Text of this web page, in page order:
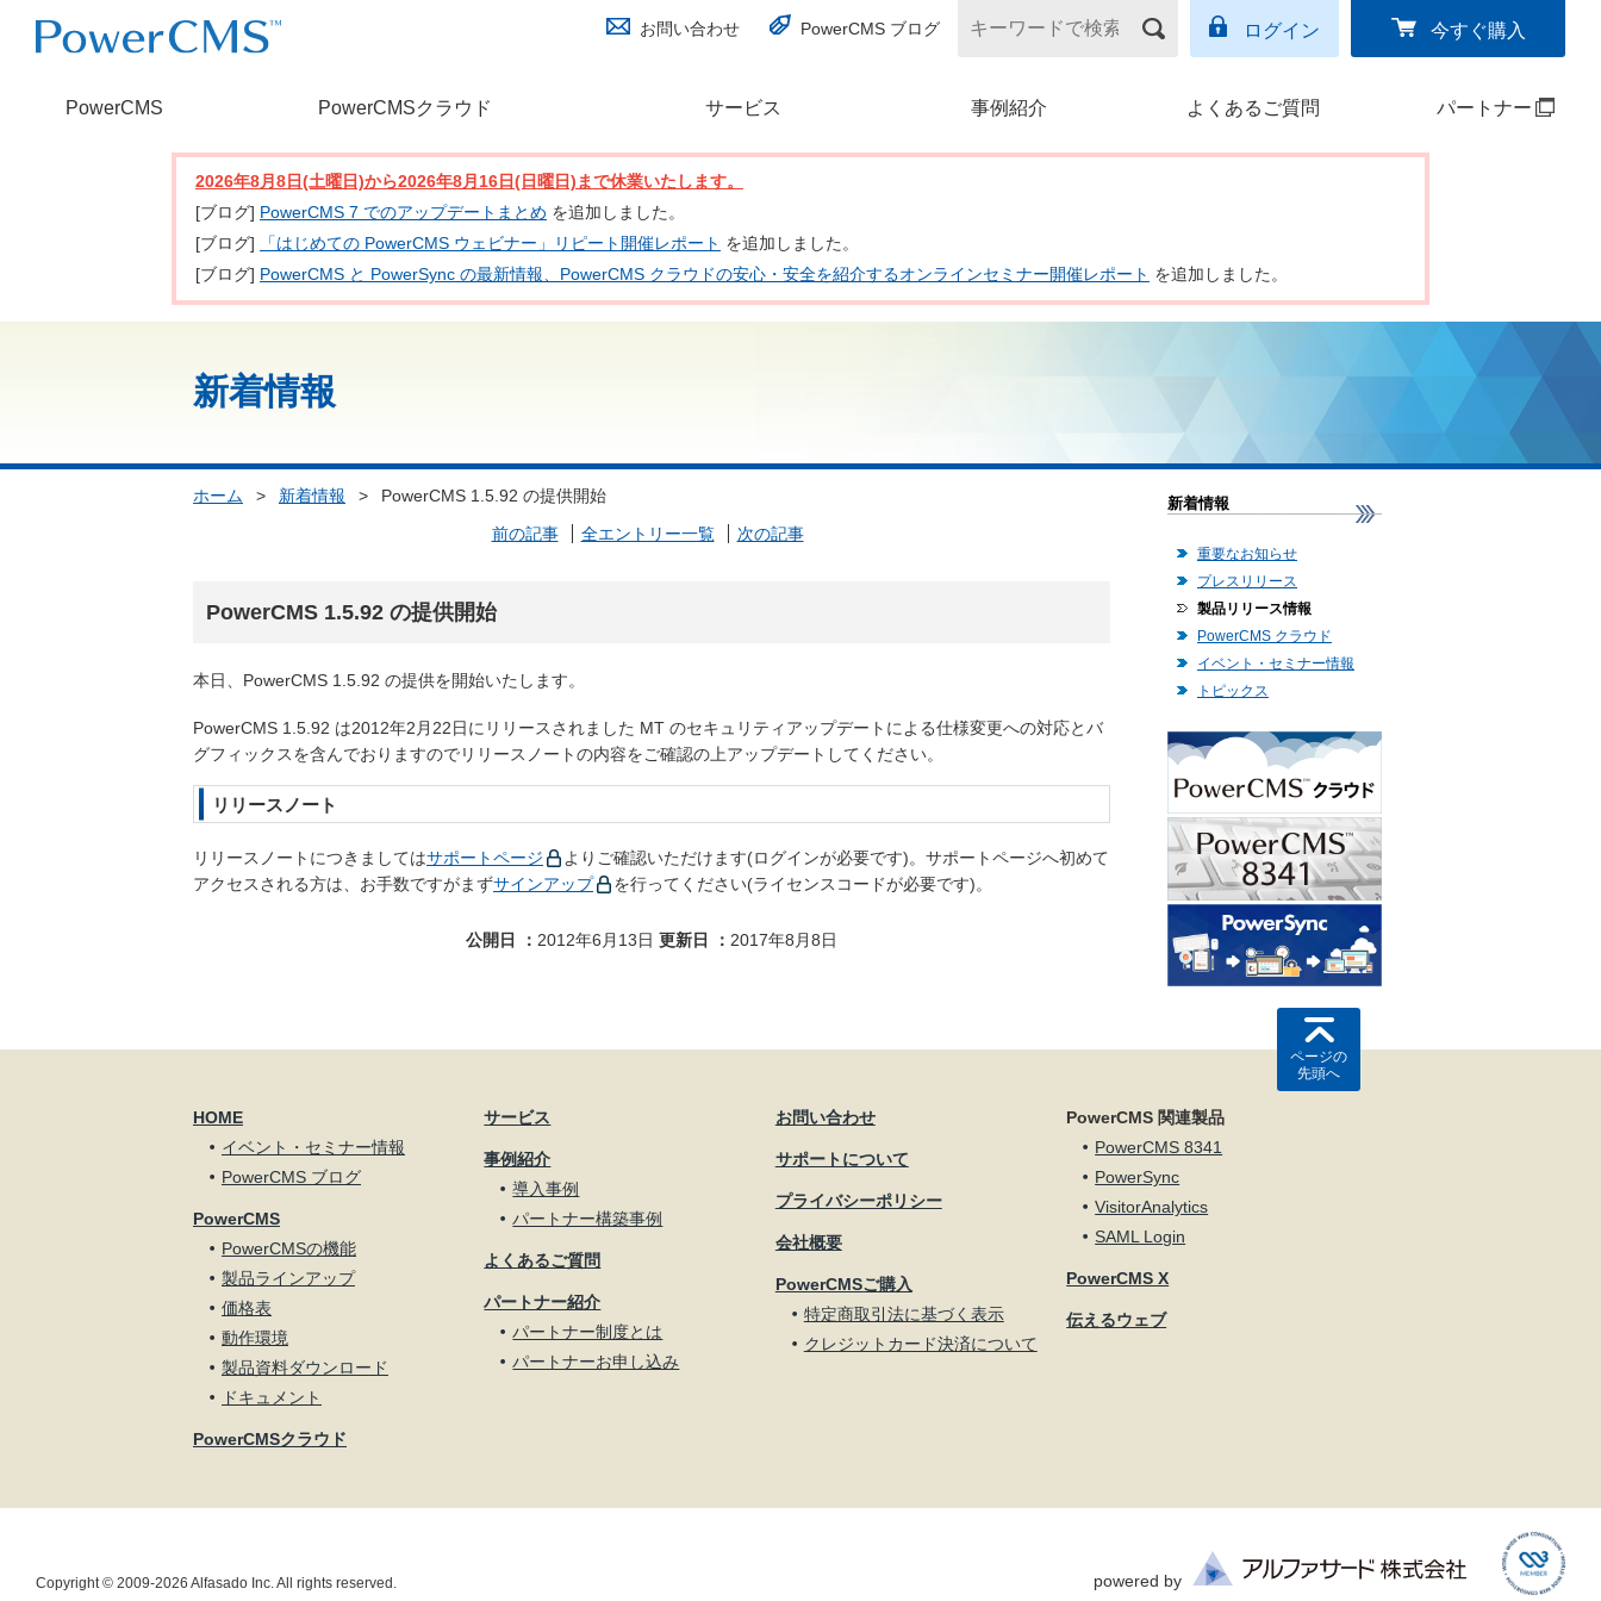
お問い合わせ PowerCMS ブログ ログイン 今すぐ購入
PowerCMS PowerCMSクラウド サービス 事例紹介 よくあるご質問 パートナー
(別ウィンドウで開く)
2026年8月8日(土曜日)から2026年8月16日(日曜日)まで休業いたします。
[ブログ] PowerCMS 7 でのアップデートまとめ を追加しました。
[ブログ]
「はじめての PowerCMS ウェビナー」リピート開催レポート を追加しました。
[ブログ] PowerCMS と PowerSync の最新情報、PowerCMS クラウドの安心・安全を紹介するオンラインセミナー開催レポート を追加しました。
新着情報
ホーム > 新着情報 >
PowerCMS 1.5.92 の提供開始
前の記事
全エントリー一覧 次の記事
PowerCMS 1.5.92 の提供開始
本日、PowerCMS 1.5.92 の提供を開始いたします。
PowerCMS 1.5.92 は2012年2月22日にリリースされました MT のセキュリティアップデートによる仕様変更への対応とバ
グフィックスを含んでおりますのでリリースノートの内容をご確認の上アップデートしてください。
リリースノート
リリースノートにつきましてはサポートページ
よりご確認いただけます(ログインが必要です)。サポートページへ初めて
アクセスされる方は、お手数ですがまずサインアップ を行ってください(ライセンスコードが必要です)。
公開日 2012年6月13日 更新日 2017年8月8日
新着情報
重要なお知らせ
プレスリリース
製品リリース情報
PowerCMS クラウド
イベント・セミナー情報
トピックス
ページの
先頭へ
HOME
イベント・セミナー情報
PowerCMS ブログ
PowerCMS
PowerCMSの機能
製品ラインアップ
価格表
動作環境
製品資料ダウンロード
ドキュメント
PowerCMSクラウド
サービス
事例紹介
導入事例
パートナー構築事例
よくあるご質問
パートナー紹介
パートナー制度とは
パートナーお申し込み
お問い合わせ
サポートについて
プライバシーポリシー
会社概要
PowerCMSご購入
特定商取引法に基づく表示
クレジットカード決済について
PowerCMS 関連製品
PowerCMS 8341
PowerSync
VisitorAnalytics
SAML Login
PowerCMS X
伝えるウェブ
Copyright © 2009-2026 Alfasado Inc. All rights reserved. powered by